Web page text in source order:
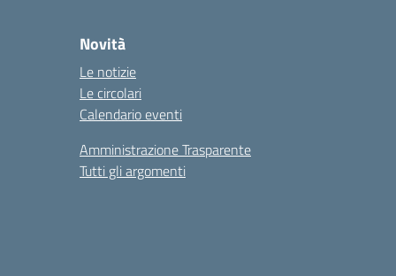
Novità
Le notizie
Le circolari
Calendario eventi
Amministrazione Trasparente
Tutti gli argomenti